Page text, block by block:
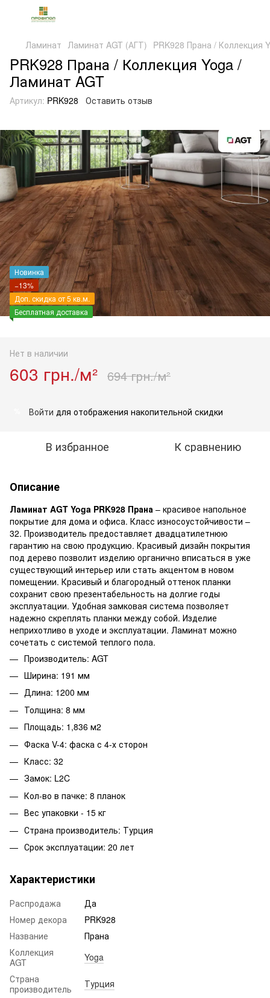
Ламинат Ламинат AGT (АГТ) PRK928 Прана / Коллекция
PRK928 Прана / Коллекция Yoga /
Ламинат AGT
Артикул: PRK928 Оставить отзыв
Новинка
−13%
Доп. скидка от 5 кв.м.
Бесплатная доставка
Нет в наличии
603 грн./м² 694 грн./м²
Войти для отображения накопительной скидки
В избранное К сравнению
Описание
Ламинат AGT Yoga PRK928 Прана – красивое напольное
покрытие для дома и офиса. Класс износоустойчивости –
32. Производитель предоставляет двадцатилетнюю
гарантию на свою продукцию. Красивый дизайн покрытия
под дерево позволит изделию органично вписаться в уже
существующий интерьер или стать акцентом в новом
помещении. Красивый и благородный оттенок планки
сохранит свою презентабельность на долгие годы
эксплуатации. Удобная замковая система позволяет
надежно скреплять планки между собой. Изделие
неприхотливо в уходе и эксплуатации. Ламинат можно
сочетать с системой теплого пола.
Производитель: AGT
Ширина: 191 мм
Длина: 1200 мм
Толщина: 8 мм
Площадь: 1,836 м2
Фаска V-4: фаска с 4-х сторон
Класс: 32
Замок: L2C
Кол-во в пачке: 8 планок
Вес упаковки - 15 кг
Страна производитель: Турция
Срок эксплуатации: 20 лет
Характеристики
Распродажа
Да
Номер декора
PRK928
Название
Прана
Коллекция
AGT
Yoga
Страна
производитель
Турция